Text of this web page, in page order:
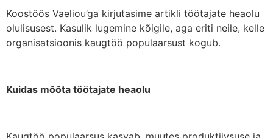
Koostöös Vaeliou’ga kirjutasime artikli töötajate heaolu
olulisusest. Kasulik lugemine kõigile, aga eriti neile, kelle
organisatsioonis kaugtöö populaarsust kogub.
Kuidas mõõta töötajate heaolu